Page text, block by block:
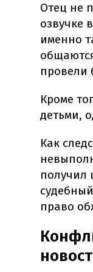
Отец не
озвучке
именно
провели
Кроме
детьми,
Как
получил
право